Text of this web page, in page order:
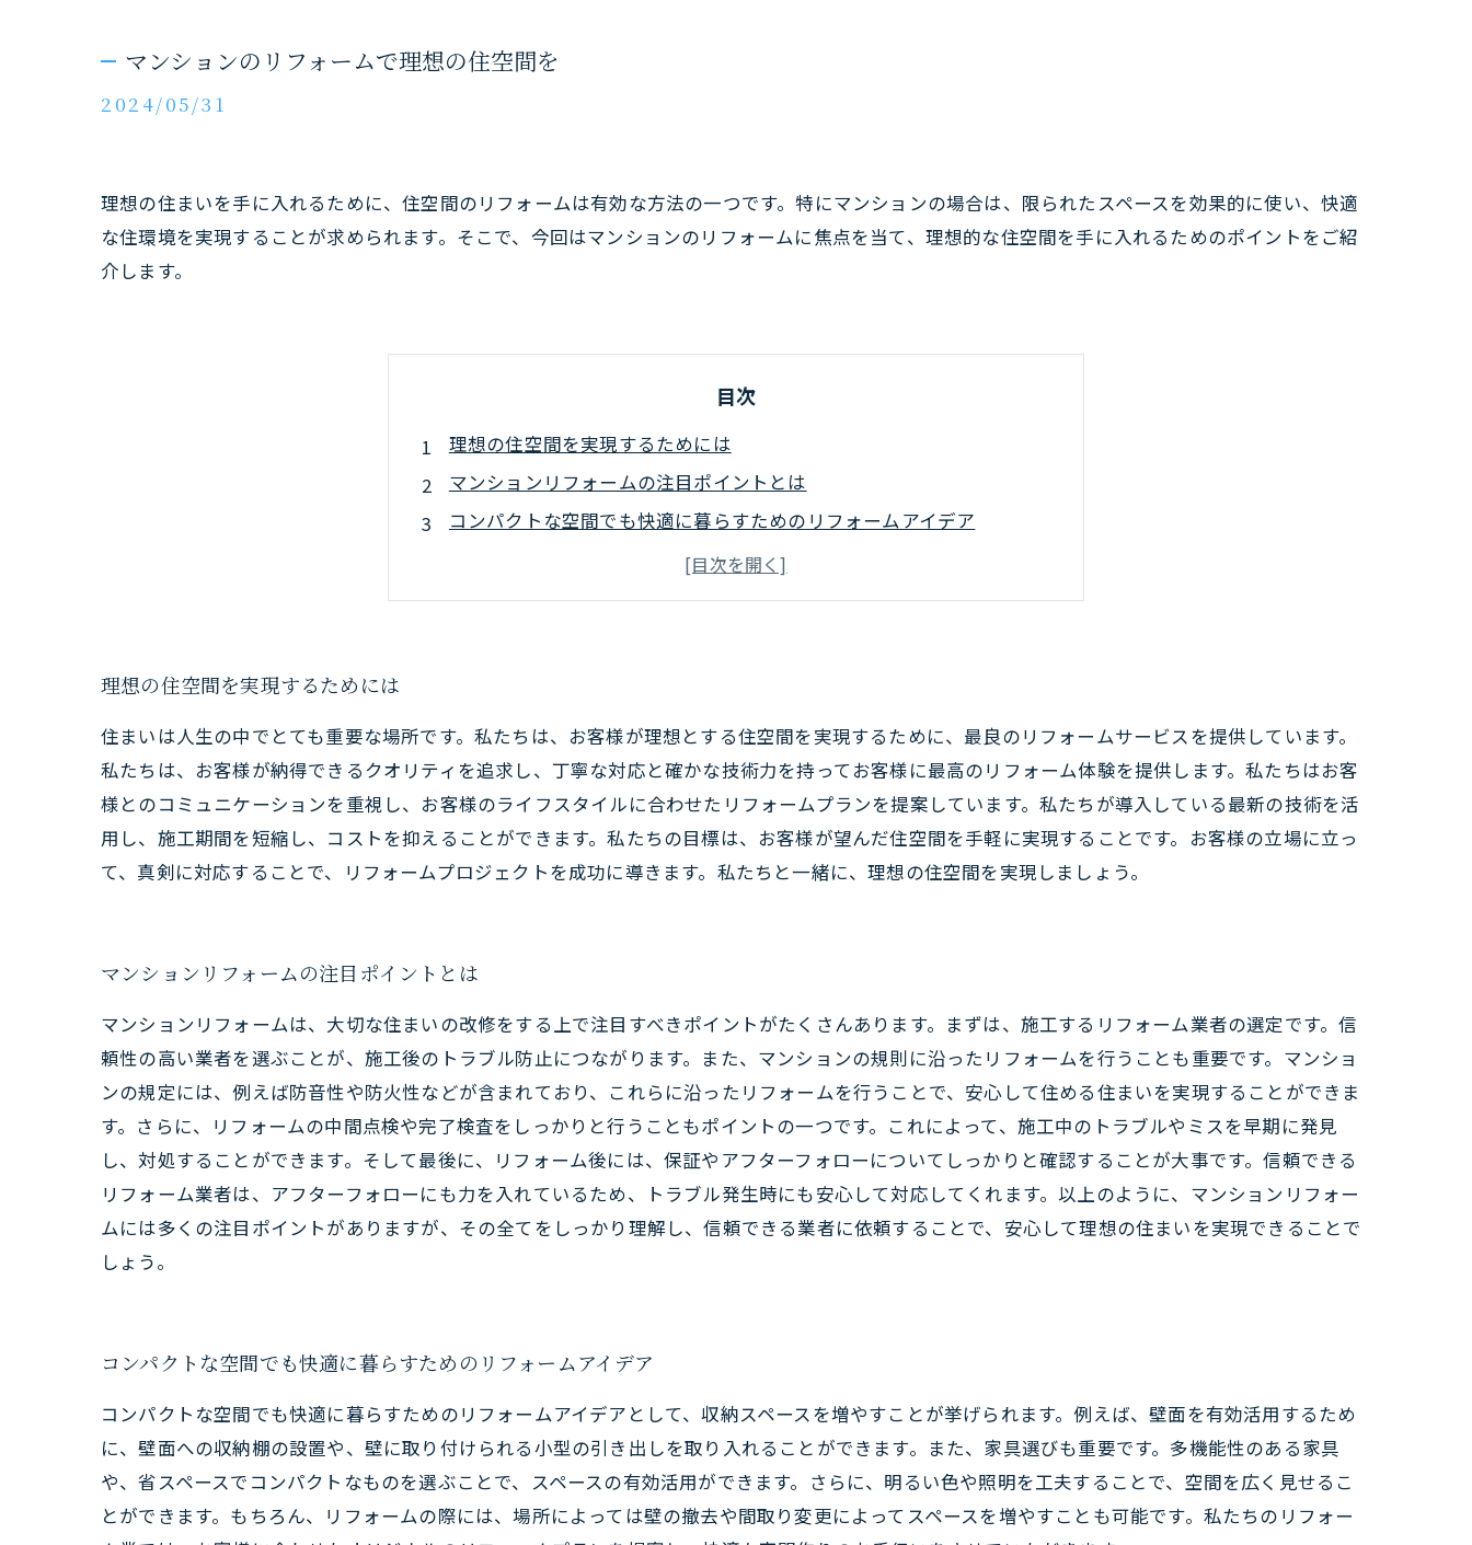
マンションのリフォームで理想の住空間を
2024/05/31
理想の住まいを手に入れるために、住空間のリフォームは有効な方法の一つです。特にマンションの場合は、限られたスペースを効果的に使い、快適
な住環境を実現することが求められます。そこで、今回はマンションのリフォームに焦点を当て、理想的な住空間を手に入れるためのポイントをご紹
介します。
目次
理想の住空間を実現するためには
マンションリフォームの注目ポイントとは
コンパクトな空間でも快適に暮らすためのリフォームアイデア
デザイン性と機能性を兼ね備えたリフォーム企画を考えてみよう
プロのアドバイスを活用して、マンションリフォームを成功させるには
理想の住空間を実現するためには
住まいは人生の中でとても重要な場所です。私たちは、お客様が理想とする住空間を実現するために、最良のリフォームサービスを提供しています。
私たちは、お客様が納得できるクオリティを追求し、丁寧な対応と確かな技術力を持ってお客様に最高のリフォーム体験を提供します。私たちはお客
様とのコミュニケーションを重視し、お客様のライフスタイルに合わせたリフォームプランを提案しています。私たちが導入している最新の技術を活
用し、施工期間を短縮し、コストを抑えることができます。私たちの目標は、お客様が望んだ住空間を手軽に実現することです。お客様の立場に立っ
て、真剣に対応することで、リフォームプロジェクトを成功に導きます。私たちと一緒に、理想の住空間を実現しましょう。
マンションリフォームの注目ポイントとは
マンションリフォームは、大切な住まいの改修をする上で注目すべきポイントがたくさんあります。まずは、施工するリフォーム業者の選定です。信
頼性の高い業者を選ぶことが、施工後のトラブル防止につながります。また、マンションの規則に沿ったリフォームを行うことも重要です。マンショ
ンの規定には、例えば防音性や防火性などが含まれており、これらに沿ったリフォームを行うことで、安心して住める住まいを実現することができま
す。さらに、リフォームの中間点検や完了検査をしっかりと行うこともポイントの一つです。これによって、施工中のトラブルやミスを早期に発見
し、対処することができます。そして最後に、リフォーム後には、保証やアフターフォローについてしっかりと確認することが大事です。信頼できる
リフォーム業者は、アフターフォローにも力を入れているため、トラブル発生時にも安心して対応してくれます。以上のように、マンションリフォー
ムには多くの注目ポイントがありますが、その全てをしっかり理解し、信頼できる業者に依頼することで、安心して理想の住まいを実現できることで
しょう。
コンパクトな空間でも快適に暮らすためのリフォームアイデア
コンパクトな空間でも快適に暮らすためのリフォームアイデアとして、収納スペースを増やすことが挙げられます。例えば、壁面を有効活用するため
に、壁面への収納棚の設置や、壁に取り付けられる小型の引き出しを取り入れることができます。また、家具選びも重要です。多機能性のある家具
や、省スペースでコンパクトなものを選ぶことで、スペースの有効活用ができます。さらに、明るい色や照明を工夫することで、空間を広く見せるこ
とができます。もちろん、リフォームの際には、場所によっては壁の撤去や間取り変更によってスペースを増やすことも可能です。私たちのリフォー